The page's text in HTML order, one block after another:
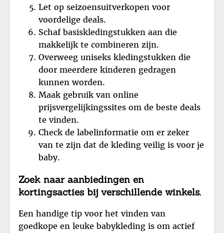
Let op seizoensuitverkopen voor
voordelige deals.
Schaf basiskledingstukken aan die
makkelijk te combineren zijn.
Overweeg uniseks kledingstukken die
door meerdere kinderen gedragen
kunnen worden.
Maak gebruik van online
prijsvergelijkingssites om de beste deals
te vinden.
Check de labelinformatie om er zeker
van te zijn dat de kleding veilig is voor je
baby.
Zoek naar aanbiedingen en
kortingsacties bij verschillende winkels.
Een handige tip voor het vinden van
goedkope en leuke babykleding is om actief